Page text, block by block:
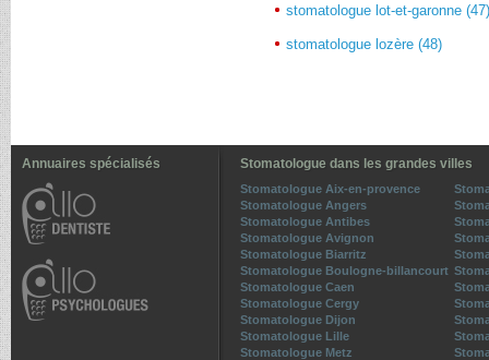
stomatologue lot-et-garonne
stomatologue lozère (48)
Annuaires spécialisés Stomatologue dans les grandes villes
Stomatologue Aix-en-provence
Stomatologue Angers
Stomatologue Antibes
Stomatologue Avignon
Stomatologue Biarritz
Stomatologue Boulogne-billancourt
Stomatologue Caen
Stomatologue Cergy
Stomatologue Dijon
Stomatologue Lille
Stomatologue Metz